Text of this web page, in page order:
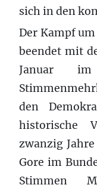
sich in den
Der Kampf
beendet mit
Januar im
den
historische
zwanzig
Gore im
Stimmen